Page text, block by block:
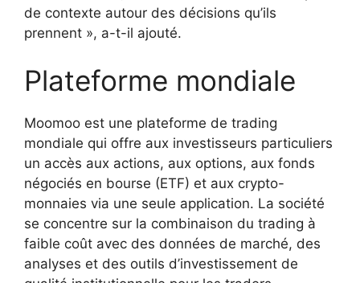
de contexte autour des décisions qu’ils
prennent », a-t-il ajouté.
Plateforme mondiale
Moomoo est une plateforme de trading
mondiale qui offre aux investisseurs particuliers
un accès aux actions, aux options, aux fonds
négociés en bourse (ETF) et aux crypto-
monnaies via une seule application. La société
se concentre sur la combinaison du trading à
faible coût avec des données de marché, des
analyses et des outils d’investissement de